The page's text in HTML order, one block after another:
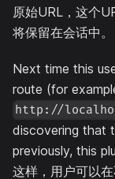
原始URL，这个
将保留在会话中。
Next time this
route (for
http://
discovering that
previously, this
这样，用户可以